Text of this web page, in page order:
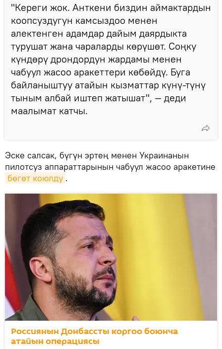
"Кереги жок. Анткени биздин аймактардын
коопсуздугун камсыздоо менен
алектенген адамдар дайым даярдыкта
турушат жана чараларды көрүшөт. Соңку
күндөрү дрондордун жардамы менен
чабуул жасоо аракеттери көбөйдү. Буга
байланыштуу атайын кызматтар күнү-түнү
тыным албай иштеп жатышат", — деди
маалымат катчы.
Эске салсак, бүгүн эртең менен Украинанын
пилотсуз аппараттарынын чабуул жасоо аракетине
бөгөт коюлду .
Россиянын Донбассты коргоо боюнча
атайын операциясы